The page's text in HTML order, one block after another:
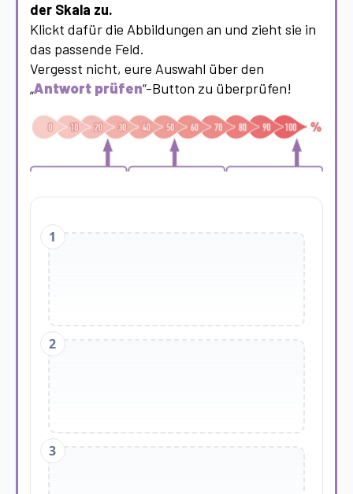
der Skala zu.
Klickt dafür die Abbildungen an und zieht sie in
das passende Feld.
Vergesst nicht, eure Auswahl über den
„Antwort prüfen“-Button zu überprüfen!
1
2
3